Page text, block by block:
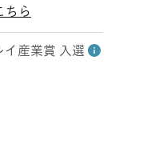
ちら
イ産業賞 入選